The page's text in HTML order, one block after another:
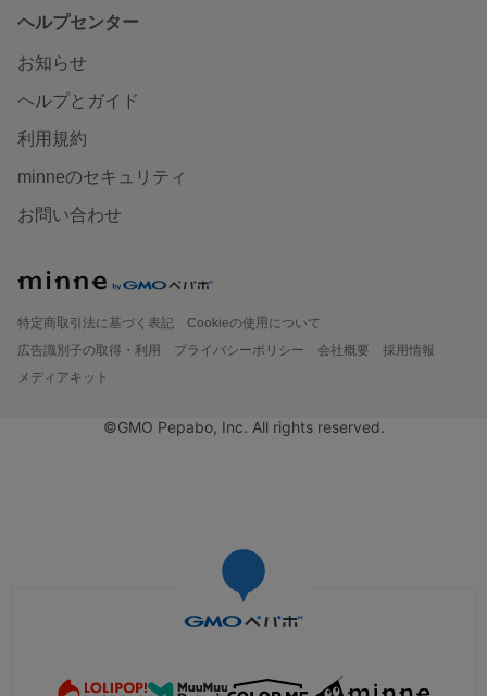
ヘルプセンター
お知らせ
ヘルプとガイド
利用規約
minneのセキュリティ
お問い合わせ
特定商取引法に基づく表記
Cookieの使用について
広告識別子の取得・利用
プライバシーポリシー 会社概要
採用情報
メディアキット
©GMO Pepabo, Inc. All rights reserved.